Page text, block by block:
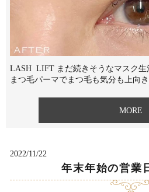
LASH LIFT まだ続きそうなマスク生
まつ毛パーマでまつ毛も気分も上向
MORE
2022/11/22
年末年始の営業